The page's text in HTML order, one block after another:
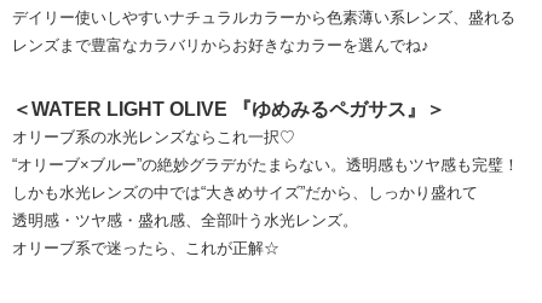
デイリー使いしやすいナチュラルカラーから色素薄い系レンズ、盛れる
レンズまで豊富なカラバリからお好きなカラーを選んでね♪
＜WATER LIGHT OLIVE 『ゆめみるペガサス』＞
オリーブ系の水光レンズならこれ一択♡
“オリーブ×ブルー”の絶妙グラデがたまらない。透明感もツヤ感も完璧！
しかも水光レンズの中では“大きめサイズ”だから、しっかり盛れて
透明感・ツヤ感・盛れ感、全部叶う水光レンズ。
オリーブ系で迷ったら、これが正解☆